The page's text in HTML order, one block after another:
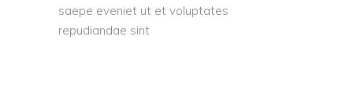
saepe eveniet ut et voluptates
repudiandae sint